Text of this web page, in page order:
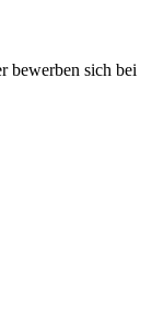
bewerben sich bei